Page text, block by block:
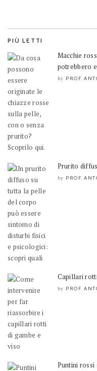
PIÙ LETTI
Macchie
potrebbero
by PROF.
Prurito
by PROF.
Capillari
by PROF.
Puntini